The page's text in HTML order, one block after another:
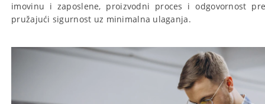
imovinu i zaposlene, proizvodni proces i odgovornost
pružajući sigurnost uz minimalna ulaganja.